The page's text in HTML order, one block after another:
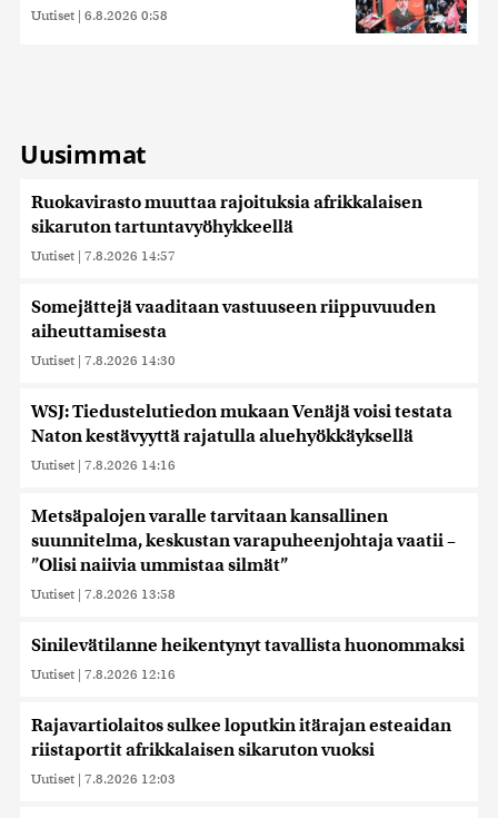
Uutiset | 6.8.2026 0:58
Uusimmat
Ruokavirasto muuttaa rajoituksia afrikkalaisen
sikaruton tartuntavyöhykkeellä
Uutiset | 7.8.2026 14:57
Somejättejä vaaditaan vastuuseen riippuvuuden
aiheuttamisesta
Uutiset | 7.8.2026 14:30
WSJ: Tiedustelutiedon mukaan Venäjä voisi testata
Naton kestävyyttä rajatulla aluehyökkäyksellä
Uutiset | 7.8.2026 14:16
Metsäpalojen varalle tarvitaan kansallinen
suunnitelma, keskustan varapuheenjohtaja vaatii –
”Olisi naiivia ummistaa silmät”
Uutiset | 7.8.2026 13:58
Sinilevätilanne heikentynyt tavallista huonommaksi
Uutiset | 7.8.2026 12:16
Rajavartiolaitos sulkee loputkin itärajan esteaidan
riistaportit afrikkalaisen sikaruton vuoksi
Uutiset | 7.8.2026 12:03